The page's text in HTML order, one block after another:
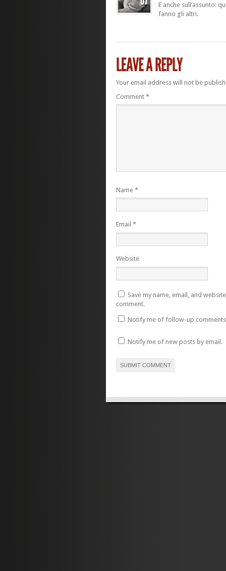
E anche sull’assunto:
fanno gli altri.
Your email address will not be
Comment *
Name *
Email *
Website
Save my name, email, and
comment.
Notify me of follow-up
Notify me of new posts by email.